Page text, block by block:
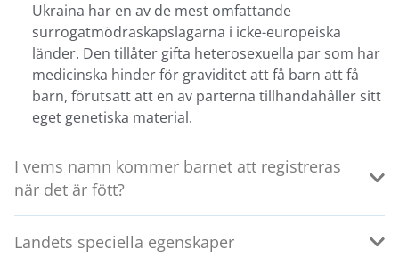
Ukraina har en av de mest omfattande
surrogatmödraskapslagarna i icke-europeiska
länder. Den tillåter gifta heterosexuella par som har
medicinska hinder för graviditet att få barn att få
barn, förutsatt att en av parterna tillhandahåller sitt
eget genetiska material.
I vems namn kommer barnet att registreras
när det är fött?
Landets speciella egenskaper